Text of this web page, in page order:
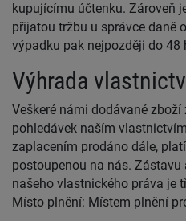
kupujícímu účtenku. Zároveň
přijatou tržbu u správce daně
výpadku pak nejpozději do 48
Výhrada
Veškeré námi dodávané
pohledávek naším
zaplacením prodáno dále,
postoupenou na nás.
našeho vlastnického práva je
Místo plnění: Místem plnění